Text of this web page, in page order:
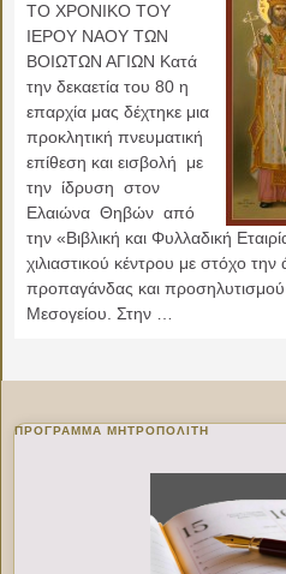
ΤΟ ΧΡΟΝΙΚΟ ΤΟΥ
ΙΕΡΟΥ ΝΑΟΥ ΤΩΝ
ΒΟΙΩΤΩΝ ΑΓΙΩΝ Κατά
την δεκαετία του 80 η
επαρχία μας δέχτηκε μια
προκλητική πνευματική
επίθεση και εισβολή με
την ίδρυση στον
Ελαιώνα Θηβών από
την «Βιβλική και Φυλλαδική
χιλιαστικού κέντρου με στόχο
προπαγάνδας και
Μεσογείου. Στην …
ΠΡΌΓΡΑΜΜΑ ΜΗΤΡΟΠΟΛΊΤΗ